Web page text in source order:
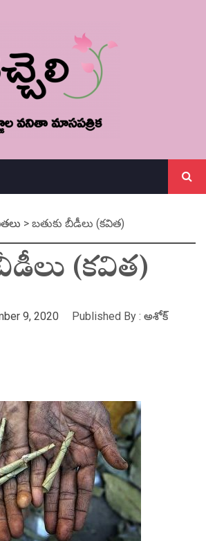
> బతుకు బీడీలు (కవిత)
(కవిత)
9, 2020 Published By : అశోక్